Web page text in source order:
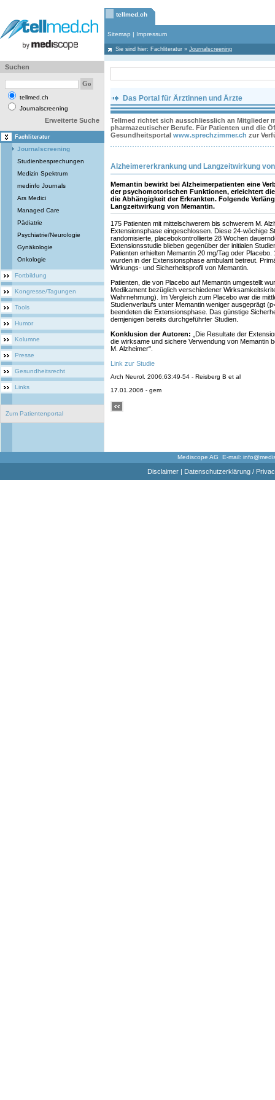
tellmed.ch
Sitemap | Impressum
Sie sind hier: Fachliteratur » Journalscreening
Suchen
tellmed.ch
Journalscreening
Erweiterte Suche
Fachliteratur
Journalscreening
Studienbesprechungen
Medizin Spektrum
medinfo Journals
Ars Medici
Managed Care
Pädiatrie
Psychiatrie/Neurologie
Gynäkologie
Onkologie
Fortbildung
Kongresse/Tagungen
Tools
Humor
Kolumne
Presse
Gesundheitsrecht
Links
Zum Patientenportal
Das Portal für Ärztinnen und Ärzte
Tellmed richtet sich ausschliesslich an Mitglieder
pharmazeutischer Berufe. Für Patienten und die
Gesundheitsportal www.sprechzimmer.ch zur
Alzheimererkrankung und Langzeitwirkung
Memantin bewirkt bei Alzheimerpatienten eine
der psychomotorischen Funktionen, erleichtert
die Abhängigkeit der Erkrankten. Folgende
Langzeitwirkung von Memantin.
175 Patienten mit mittelschwerem bis schwerem M.
Extensionsphase eingeschlossen. Diese 24-wöchige
randomisierte, placebokontrollierte 28 Wochen
Extensionsstudie blieben gegenüber der initialen
Patienten erhielten Memantin 20 mg/Tag oder
wurden in der Extensionsphase ambulant betreut.
Wirkungs- und Sicherheitsprofil von Memantin.
Patienten, die von Placebo auf Memantin umgestellt
Medikament bezüglich verschiedener
Wahrnehmung). Im Vergleich zum Placebo war die
Studienverlaufs unter Memantin weniger ausgeprägt
beendeten die Extensionsphase. Das günstige
demjenigen bereits durchgeführter Studien.
Konklusion der Autoren: „Die Resultate der
die wirksame und sichere Verwendung von Memantin
M. Alzheimer".
Link zur Studie
Arch Neurol. 2006;63:49-54 - Reisberg B et al
17.01.2006 - gem
Mediscope AG E-mail:
Disclaimer| Datenschutzerklärung /